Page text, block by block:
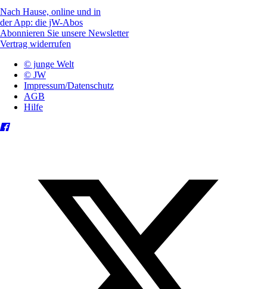
Nach Hause, online und in
der App: die jW-Abos
Abonnieren Sie unsere Newsletter
Vertrag widerrufen
© junge Welt
© JW
Impressum/Datenschutz
AGB
Hilfe